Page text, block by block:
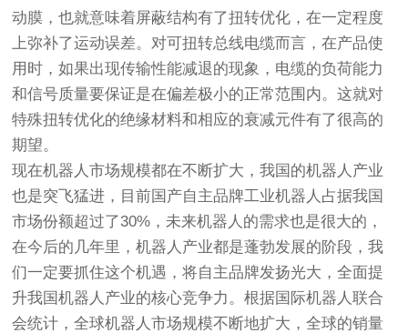
动膜，也就意味着屏蔽结构有了扭转优化，在一定程度
上弥补了运动误差。对可扭转总线电缆而言，在产品使
用时，如果出现传输性能减退的现象，电缆的负荷能力
和信号质量要保证是在偏差极小的正常范围内。这就对
特殊扭转优化的绝缘材料和相应的衰减元件有了很高的
期望。
现在机器人市场规模都在不断扩大，我国的机器人产业
也是突飞猛进，目前国产自主品牌工业机器人占据我国
市场份额超过了30%，未来机器人的需求也是很大的，
在今后的几年里，机器人产业都是蓬勃发展的阶段，我
们一定要抓住这个机遇，将自主品牌发扬光大，全面提
升我国机器人产业的核心竞争力。根据国际机器人联合
会统计，全球机器人市场规模不断地扩大，全球的销量